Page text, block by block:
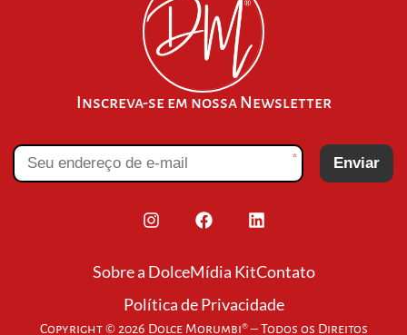
Inscreva-se em nossa Newsletter
* Enviar
Sobre a DolceMídia KitContato
Política de Privacidade
Copyright © 2026 Dolce Morumbi® – Todos os Direitos